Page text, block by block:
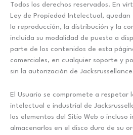
Todos los derechos reservados. En
Ley de Propiedad Intelectual,
la reproducción, la distribución y la
incluida su modalidad de puesta a
parte de los contenidos de esta
comerciales, en cualquier soporte y
sin la autorización de
El Usuario se compromete a respetar
intelectual e industrial de
los elementos del Sitio Web o incluso
almacenarlos en el disco duro de su